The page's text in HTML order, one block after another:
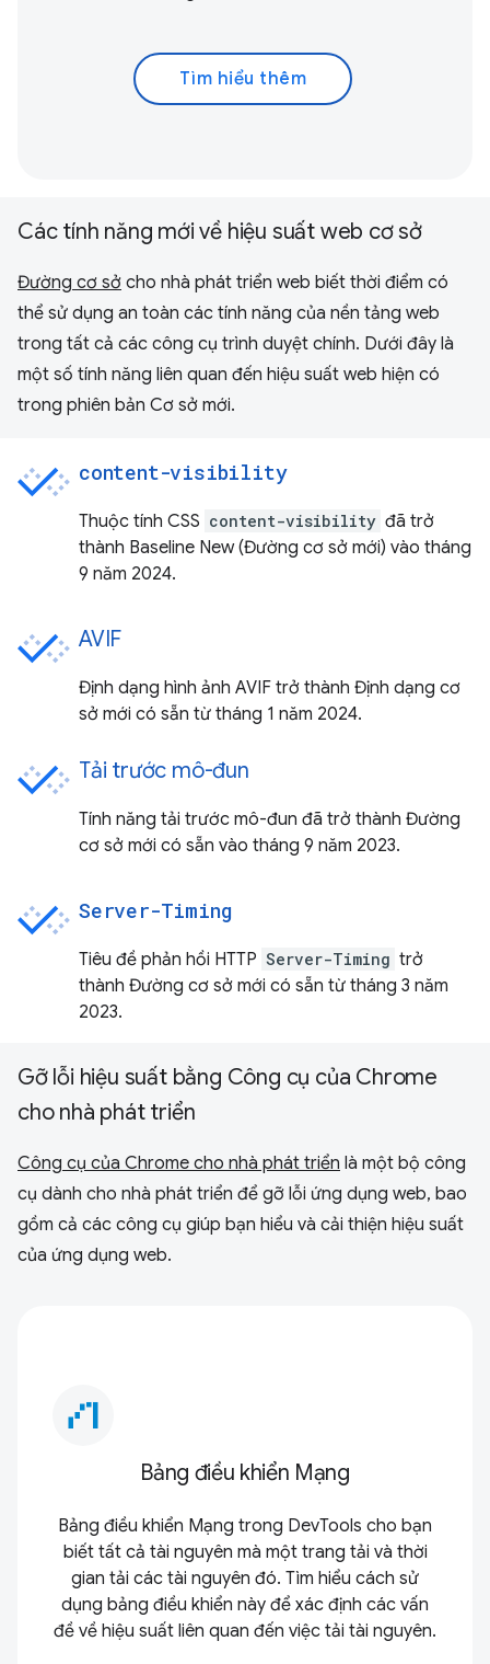
Tìm hiểu thêm
Các tính năng mới về hiệu suất web cơ sở
Đường cơ sở cho nhà phát triển web biết thời điểm có
thể sử dụng an toàn các tính năng của nền tảng web
trong tất cả các công cụ trình duyệt chính. Dưới đây là
một số tính năng liên quan đến hiệu suất web hiện có
trong phiên bản Cơ sở mới.
content-visibility
Thuộc tính CSS content-visibility đã trở
thành Baseline New (Đường cơ sở mới) vào tháng
9 năm 2024.
AVIF
Định dạng hình ảnh AVIF trở thành Định dạng cơ
sở mới có sẵn từ tháng 1 năm 2024.
Tải trước mô-đun
Tính năng tải trước mô-đun đã trở thành Đường
cơ sở mới có sẵn vào tháng 9 năm 2023.
Server-Timing
Tiêu đề phản hồi HTTP Server-Timing trở
thành Đường cơ sở mới có sẵn từ tháng 3 năm
2023.
Gỡ lỗi hiệu suất bằng Công cụ của Chrome
cho nhà phát triển
Công cụ của Chrome cho nhà phát triển là một bộ công
cụ dành cho nhà phát triển để gỡ lỗi ứng dụng web, bao
gồm cả các công cụ giúp bạn hiểu và cải thiện hiệu suất
của ứng dụng web.
waterfall_chart
Bảng điều khiển Mạng
Bảng điều khiển Mạng trong DevTools cho bạn
biết tất cả tài nguyên mà một trang tải và thời
gian tải các tài nguyên đó. Tìm hiểu cách sử
dụng bảng điều khiển này để xác định các vấn
đề về hiệu suất liên quan đến việc tải tài nguyên.